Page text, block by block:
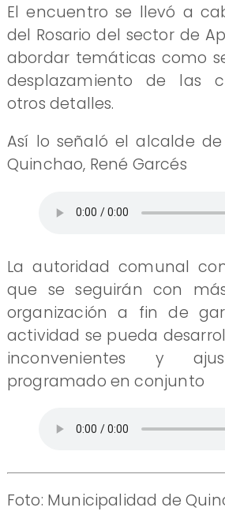
El encuentro se llevó a
del Rosario del sector de
abordar temáticas como
desplazamiento de las
otros detalles.
Así lo señaló el alcalde
Quinchao, René Garcés
La autoridad comunal
que se seguirán con
organización a fin de
actividad se pueda
inconvenientes y
programado en conjunto
Foto: Municipalidad de